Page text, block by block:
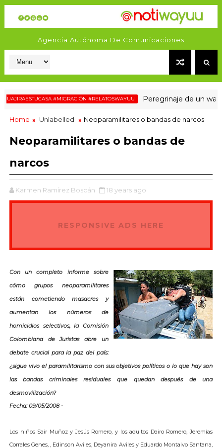
Agencia Autónoma De Comunicaciones
#MIGRACIÓN #RELATOSWAYUU Peregrinaje de un wayuu
Home Unlabelled Neoparamilitares o bandas de narcos
Neoparamilitares o bandas de
narcos
Karmen Ramírez Boscán 18 years ago
RESPONSIVE ADS HERE
Con un completo informe sobre
cómo grupos neoparamilitares
están cometiendo masacres y
aumentan los números de
homicidios selectivos, la Comisión
Colombiana de Juristas abre un
debate crucial para la paz del país:
¿sigue vivo el paramilitarismo con sus objetivos políticos o lo que hay son
las bandas criminales residuales que quedan después de una
desmovilización?
Fecha: 09/05/2008 -
Los niños Sair Muñoz y Jesús Romero, y los adultos Dairo Romero, Jeremías
Corrales Genes, , Edinson Aviles, Deyanira Aviles y Eduardo Montalvo Santana,